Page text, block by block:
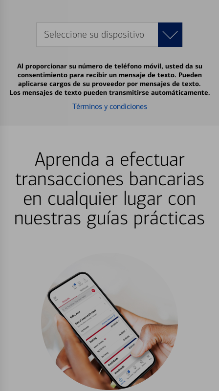
Seleccione su dispositivo
Al proporcionar su número de teléfono móvil, usted da su
consentimiento para recibir un mensaje de texto. Pueden
aplicarse cargos de su proveedor por mensajes de texto.
Los mensajes de texto pueden transmitirse automáticamente.
Términos y condiciones
Aprenda a efectuar
transacciones bancarias
en cualquier lugar con
nuestras guías prácticas